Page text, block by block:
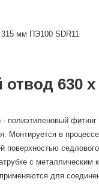
мм ПЭ100 SDR11
630
полиэтиленовый
Монтируется в
поверхностью
с
для